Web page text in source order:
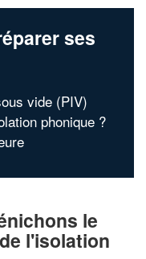
ses
vide (PIV)
phonique ?
le
l'isolation